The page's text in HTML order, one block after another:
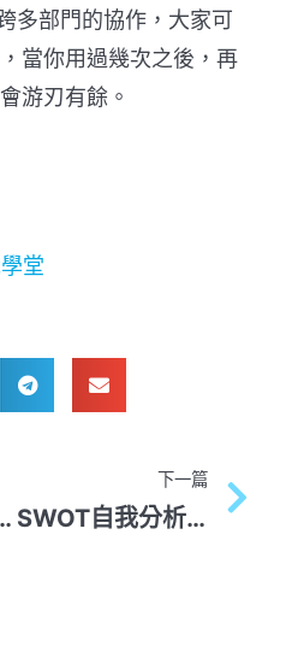
多部門的協作，大家可
當你用過幾次之後，再
游刃有餘。
堂
務思維
下一篇
SWOT自我分析範例（精選3篇）